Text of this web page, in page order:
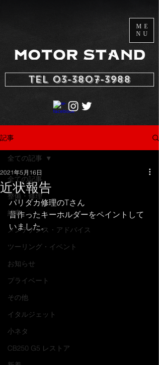
TEL 03-3807-3988
ME
NU
記事
全ての記事
整備・修理
納車
メンテナンス・アドバイス
ツーリング・イベント
お知らせ
プライベート
その他
イタルジェット
小ネタ
CB250 G5 レストア
全ての記事
近状報告
2021年5月16日
パリダカ修理のTさん
昔作ったキーホルダーをペイントして
いました。